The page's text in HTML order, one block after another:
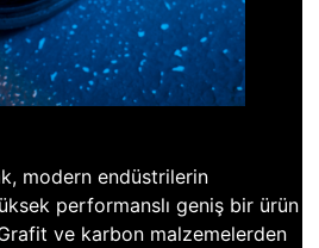
modern endüstrilerin
performanslı geniş bir ürün
ve karbon malzemelerden